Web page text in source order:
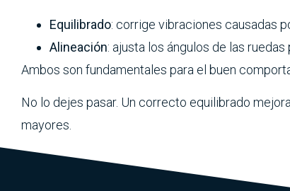
Equilibrado: corrige vibraciones causadas
Alineación: ajusta los ángulos de las
Ambos son fundamentales para el buen
No lo dejes pasar. Un correcto equilibrado
mayores.